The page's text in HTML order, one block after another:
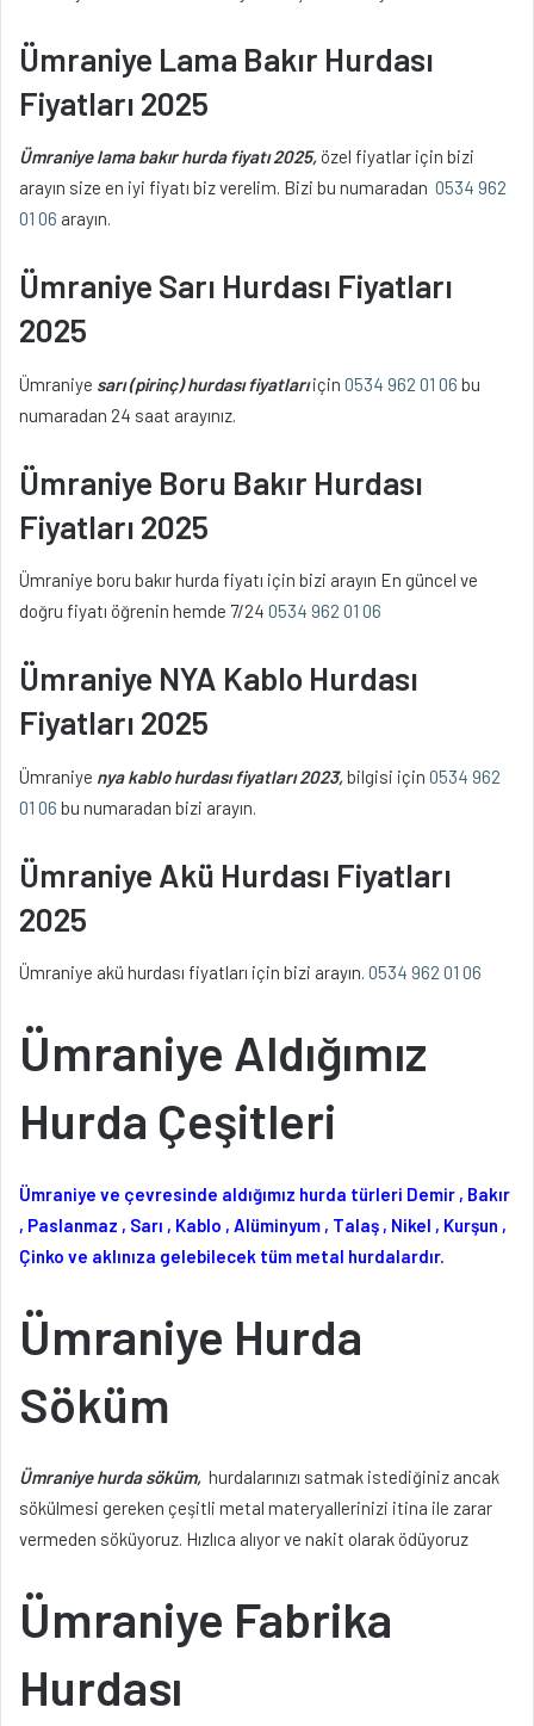
Ümraniye Lama Bakır Hurdası
Fiyatları 2025
Ümraniye lama bakır hurda fiyatı 2025, özel fiyatlar için bizi
arayın size en iyi fiyatı biz verelim. Bizi bu numaradan 0534 962
01 06 arayın.
Ümraniye Sarı Hurdası Fiyatları
2025
Ümraniye sarı (pirinç) hurdası fiyatlarıiçin 0534 962 01 06 bu
numaradan 24 saat arayınız.
Ümraniye Boru Bakır Hurdası
Fiyatları 2025
Ümraniye boru bakır hurda fiyatı için bizi arayın En güncel ve
doğru fiyatı öğrenin hemde 7/24 0534 962 01 06
Ümraniye NYA Kablo Hurdası
Fiyatları 2025
Ümraniye nya kablo hurdası fiyatları 2023,bilgisi için 0534 962
01 06 bu numaradan bizi arayın.
Ümraniye Akü Hurdası Fiyatları
2025
Ümraniye akü hurdası fiyatları için bizi arayın. 0534 962 01 06
Ümraniye Aldığımız
Hurda Çeşitleri
Ümraniye ve çevresinde aldığımız hurda türleri Demir , Bakır
, Paslanmaz , Sarı , Kablo , Alüminyum , Talaş , Nikel , Kurşun ,
Çinko ve aklınıza gelebilecek tüm metal hurdalardır.
Ümraniye Hurda
Söküm
Ümraniye hurda söküm, hurdalarınızı satmak istediğiniz ancak
sökülmesi gereken çeşitli metal materyallerinizi itina ile zarar
vermeden söküyoruz. Hızlıca alıyor ve nakit olarak ödüyoruz
Ümraniye Fabrika
Hurdası